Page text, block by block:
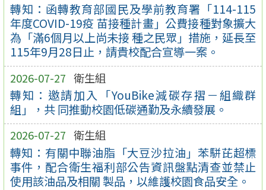
轉知：函轉教育部國民及學前教育署「114-115
年度COVID-19疫 苗接種計畫」公費接種對象擴大
為「滿6個月以上尚未接 種之民眾」措施，延長至
115年9月28日止，請貴校配合宣導一案。
2026-07-27 衛生組
轉知：邀請加入「YouBike減碳存摺－組織群
組」，共 同推動校園低碳通勤及永續發展。
2026-07-27 衛生組
轉知：有關中聯油脂「大豆沙拉油」苯駢芘超標
事件，配合衛生福利部公告資訊盤點清查並禁止
使用該油品及相關 製品，以維護校園食品安全。